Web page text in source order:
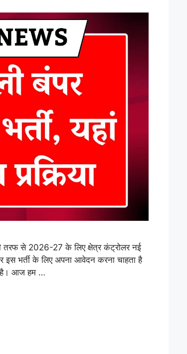
से 2026-27 के लिए क्षेत्र कंट्रोलर नई
इस भर्ती के लिए अपना आवेदन करना चाहता है
है। आज हम …